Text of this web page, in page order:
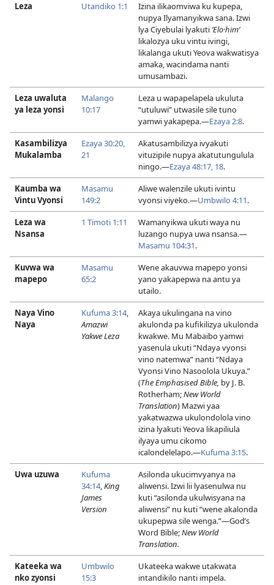
Leza
Utandiko 1:1
Izina ilikaomviwa ku kupepa,
nupya Ilyamanyikwa sana. Izwi
lya Ciyebulai lyakuti ʼElo·himʹ
likalozya uku vintu ivingi,
likalanga ukuti Yeova wakwatisya
amaka, wacindama nanti
umusambazi.
Leza uwaluta
ya leza yonsi
Malango
10:17
Leza u wapapelapela ukuluta
“utuluwi” utwasile sile tuno
yamwi yakapepa.—Ezaya 2:8.
Kasambilizya
Mukalamba
Ezaya 30:20,
21
Akatusambilizya ivyakuti
vituzipile nupya akatutungulula
ningo.—Ezaya 48:17, 18.
Kaumba wa
Vintu Vyonsi
Masamu
149:2
Aliwe walenzile ukuti ivintu
vyonsi viyeko.—Umbwilo 4:11.
Leza wa
Nsansa
1 Timoti 1:11
Wamanyikwa ukuti waya nu
luzango nupya uwa nsansa.—
Masamu 104:31.
Kuvwa wa
mapepo
Masamu
65:2
Wene akauvwa mapepo yonsi
yano yakapepwa na antu ya
utailo.
Naya Vino
Naya
Kufuma 3:14,
Amazwi
Yakwe Leza
Akaya ukulingana na vino
akulonda pa kufikilizya ukulonda
kwakwe. Mu Mabaibo yamwi
yasenula ukuti “Ndaya vyonsi
vino natemwa” nanti “Ndaya
Vyonsi Vino Nasoolola Ukuya.”
(The Emphasised Bible, by J. B.
Rotherham;New World
Translation) Mazwi yaa
yakatwazwa ukulondolola vino
izina lyakuti Yeova likapiliula
ilyaya umu cikomo
icalondelelapo.—Kufuma 3:15.
Uwa uzuwa
Kufuma
34:14,King
James
Version
Asilonda ukucimvyanya na
aliwensi. Izwi lii lyasenulwa nu
kuti “asilonda ukulwisyana na
aliwensi” nu kuti “wene akalonda
ukupepwa sile wenga.”—God’s
Word Bible;New World
Translation.
Kateeka wa
nko zyonsi
Umbwilo
15:3
Ukateeka wakwe utakwata
intandikilo nanti impela.